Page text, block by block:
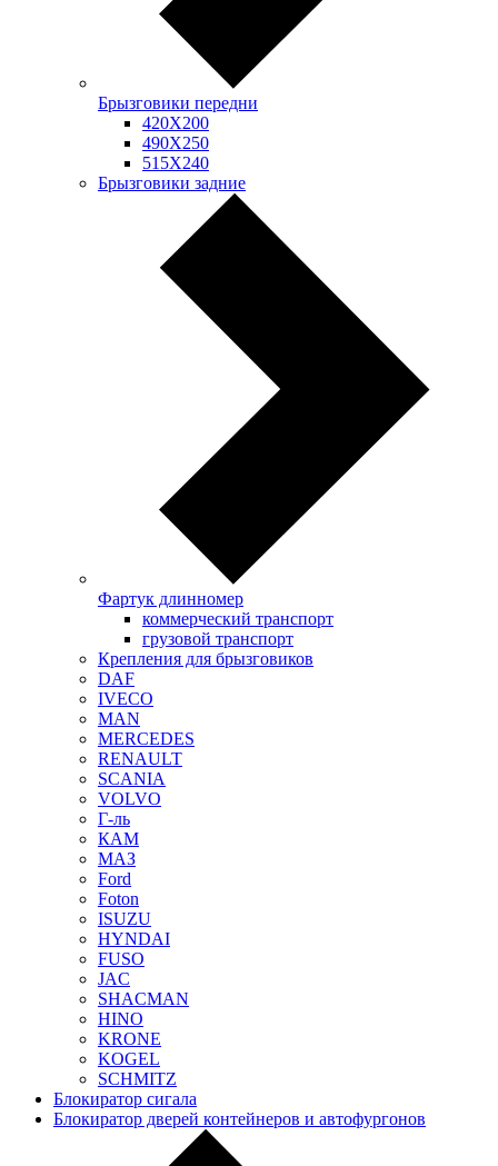
Брызговики передни
420Х200
490Х250
515Х240
Брызговики задние
Фартук длинномер
коммерческий транспорт
грузовой транспорт
Крепления для брызговиков
DAF
IVECO
MAN
MERCEDES
RENAULT
SCANIA
VOLVO
Г-ль
КАМ
МАЗ
Ford
Foton
ISUZU
HYNDAI
FUSO
JAC
SHACMAN
HINO
KRONE
KOGEL
SCHMITZ
Блокиратор сигала
Блокиратор дверей контейнеров и автофургонов